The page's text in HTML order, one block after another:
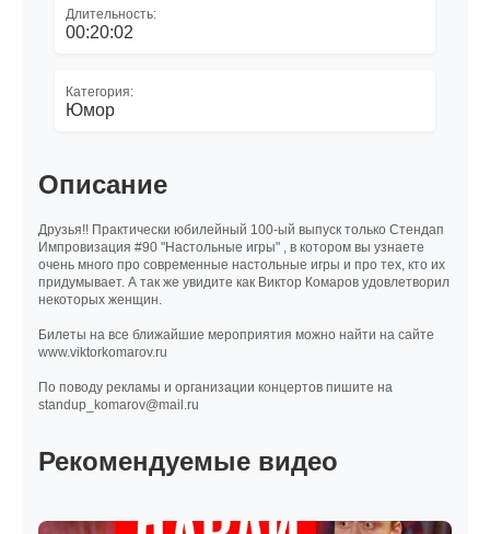
Длительность:
00:20:02
Категория:
Юмор
Описание
Друзья!! Практически юбилейный 100-ый выпуск только Стендап
Импровизация #90 "Настольные игры" , в котором вы узнаете
очень много про современные настольные игры и про тех, кто их
придумывает. А так же увидите как Виктор Комаров удовлетворил
некоторых женщин.
Билеты на все ближайшие мероприятия можно найти на сайте
www.viktorkomarov.ru
По поводу рекламы и организации концертов пишите на
standup_komarov@mail.ru
Рекомендуемые видео